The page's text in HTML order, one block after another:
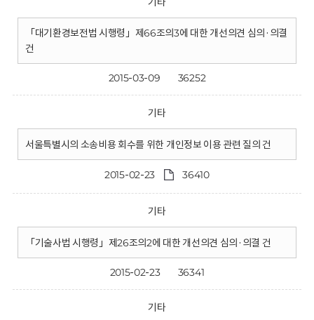
「대기환경보전법 시행령」제66조의3에 대한 개선의견 심의·의결
건
2015-03-09 36252
기타
서울특별시의 소송비용 회수를 위한 개인정보 이용 관련 질의 건
2015-02-23 36410
기타
「기술사법 시행령」제26조의2에 대한 개선의견 심의·의결 건
2015-02-23 36341
기타